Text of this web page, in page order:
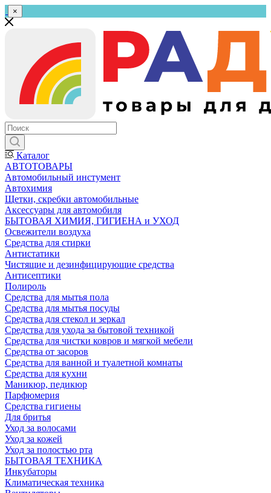
×
Каталог
АВТОТОВАРЫ
Автомобильный инстумент
Автохимия
Щетки, скребки автомобильные
Аксессуары для автомобиля
БЫТОВАЯ ХИМИЯ, ГИГИЕНА и УХОД
Освежители воздуха
Средства для стирки
Антистатики
Чистящие и дезинфицирующие средства
Антисептики
Полироль
Средства для мытья пола
Средства для мытья посуды
Средства для стекол и зеркал
Средства для ухода за бытовой техникой
Средства для чистки ковров и мягкой мебели
Средства от засоров
Средства для ванной и туалетной комнаты
Средства для кухни
Маникюр, педикюр
Парфюмерия
Средства гигиены
Для бритья
Уход за волосами
Уход за кожей
Уход за полостью рта
БЫТОВАЯ ТЕХНИКА
Инкубаторы
Климатическая техника